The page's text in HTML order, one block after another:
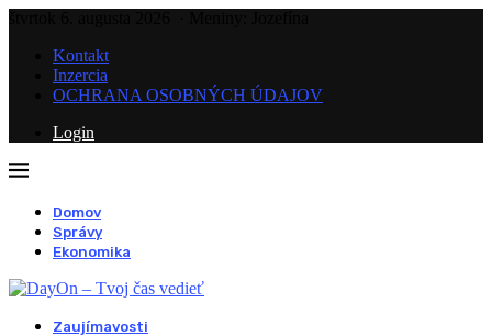
Kontakt
Inzercia
OCHRANA OSOBNÝCH ÚDAJOV
Login
Domov
Správy
Ekonomika
Zaujímavosti